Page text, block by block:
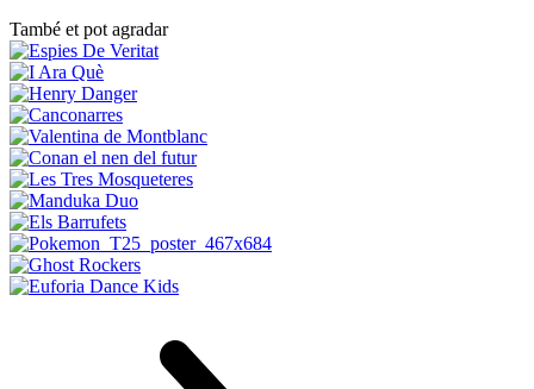
També et pot agradar